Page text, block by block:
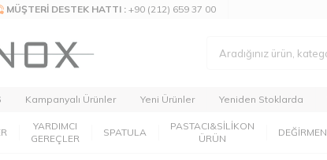
MÜŞTERI DESTEK HATTI : +90 (212) 659 37 00
Kampanyalı Ürünler Yeni Ürünler Yeniden Stoklarda
YARDIMCI
GEREÇLER
SPATULA
PASTACI&SİLİKON
ÜRÜN
DEĞİRMEN